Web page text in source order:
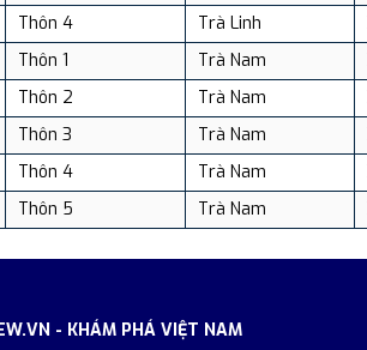
Thôn 4 Trà Linh
Thôn 1 Trà Nam
Thôn 2 Trà Nam
Thôn 3 Trà Nam
Thôn 4 Trà Nam
Thôn 5 Trà Nam
- KHÁM PHÁ VIỆT NAM